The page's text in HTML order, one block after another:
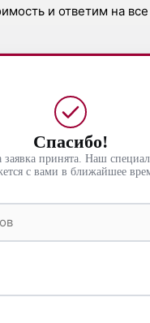
и ответим на
Спасибо!
принята. Наш
с вами в ближайшее